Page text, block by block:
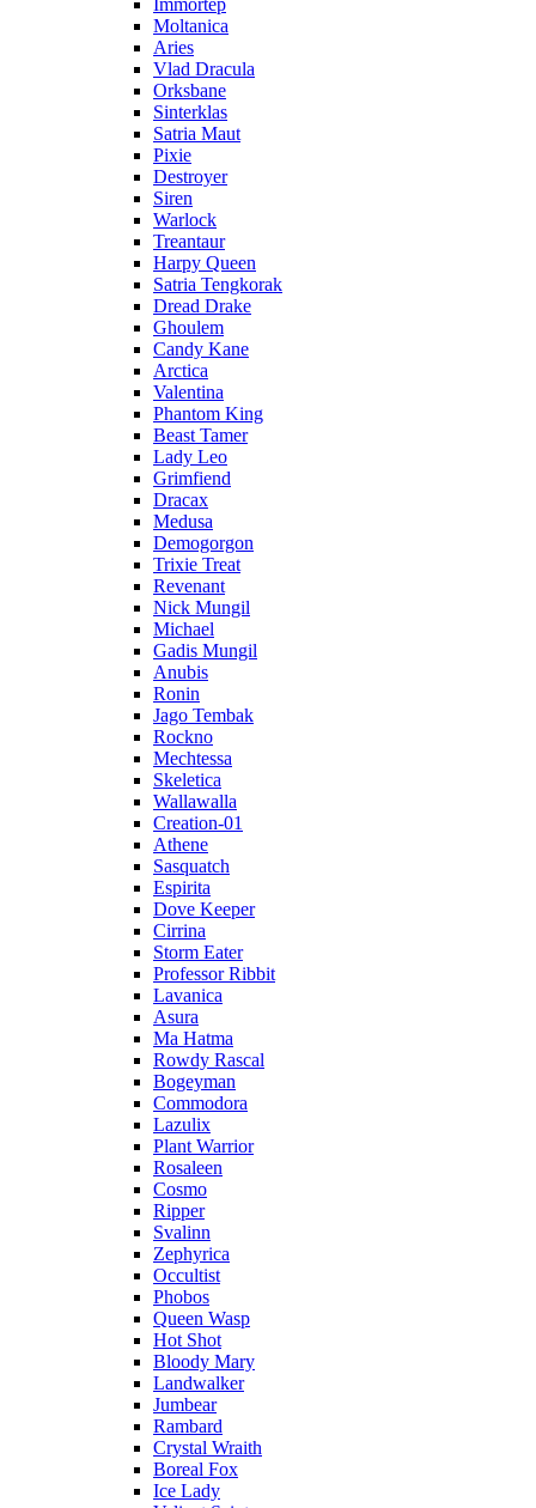
Immortep
Moltanica
Aries
Vlad Dracula
Orksbane
Sinterklas
Satria Maut
Pixie
Destroyer
Siren
Warlock
Treantaur
Harpy Queen
Satria Tengkorak
Dread Drake
Ghoulem
Candy Kane
Arctica
Valentina
Phantom King
Beast Tamer
Lady Leo
Grimfiend
Dracax
Medusa
Demogorgon
Trixie Treat
Revenant
Nick Mungil
Michael
Gadis Mungil
Anubis
Ronin
Jago Tembak
Rockno
Mechtessa
Skeletica
Wallawalla
Creation-01
Athene
Sasquatch
Espirita
Dove Keeper
Cirrina
Storm Eater
Professor Ribbit
Lavanica
Asura
Ma Hatma
Rowdy Rascal
Bogeyman
Commodora
Lazulix
Plant Warrior
Rosaleen
Cosmo
Ripper
Svalinn
Zephyrica
Occultist
Phobos
Queen Wasp
Hot Shot
Bloody Mary
Landwalker
Jumbear
Rambard
Crystal Wraith
Boreal Fox
Ice Lady